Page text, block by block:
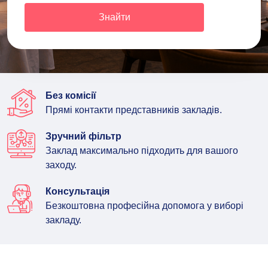
Знайти
Без комісії
Прямі контакти представників закладів.
Зручний фільтр
Заклад максимально підходить для вашого
заходу.
Консультація
Безкоштовна професійна допомога у виборі
закладу.